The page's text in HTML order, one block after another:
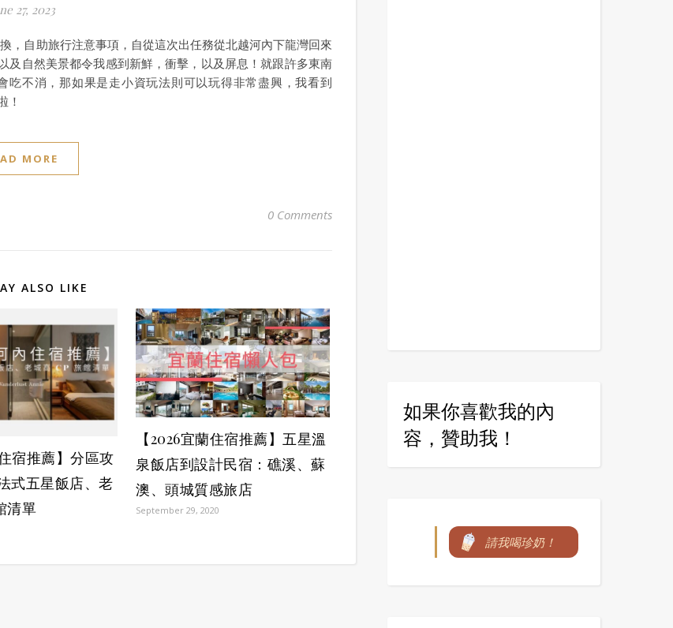
27, 2023
，自助旅行注意事項，自從這次出任務從北越河內下龍灣回來
及自然美景都令我感到新鮮，衝擊，以及屏息！就跟許多東南
不消，那如果是走小資玩法則可以玩得非常盡興，我看到
！
MORE
0 Comments
ALSO LIKE
宿推薦】分區攻
式五星飯店、老
清單
【2026宜蘭住宿推薦】五星溫
泉飯店到設計民宿：礁溪、蘇
澳、頭城質感旅店
September 29, 2020
如果你喜歡我的內
容，贊助我！
請我喝珍奶！